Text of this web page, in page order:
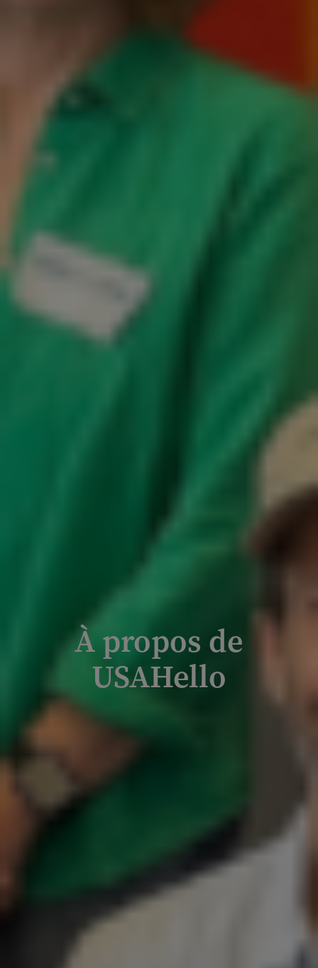
À propos de
USAHello